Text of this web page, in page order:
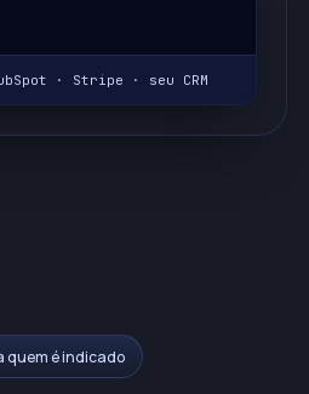
· Stripe · seu CRM
quem é indicado